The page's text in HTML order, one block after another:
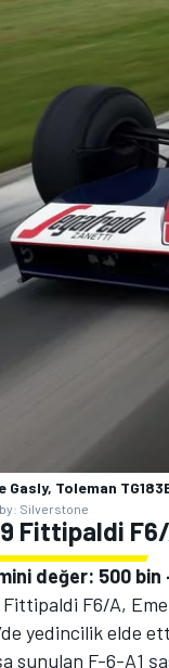
Gasly, Toleman
Silverstone
Fittipaldi
değer: 500 bin
Fittipaldi F6/A,
yedincilik elde
sunulan F-6-A1